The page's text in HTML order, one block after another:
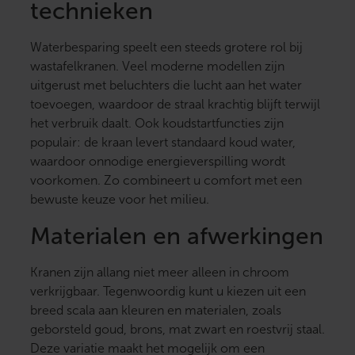
technieken
Waterbesparing speelt een steeds grotere rol bij
wastafelkranen. Veel moderne modellen zijn
uitgerust met beluchters die lucht aan het water
toevoegen, waardoor de straal krachtig blijft terwijl
het verbruik daalt. Ook koudstartfuncties zijn
populair: de kraan levert standaard koud water,
waardoor onnodige energieverspilling wordt
voorkomen. Zo combineert u comfort met een
bewuste keuze voor het milieu.
Materialen en afwerkingen
Kranen zijn allang niet meer alleen in chroom
verkrijgbaar. Tegenwoordig kunt u kiezen uit een
breed scala aan kleuren en materialen, zoals
geborsteld goud, brons, mat zwart en roestvrij staal.
Deze variatie maakt het mogelijk om een